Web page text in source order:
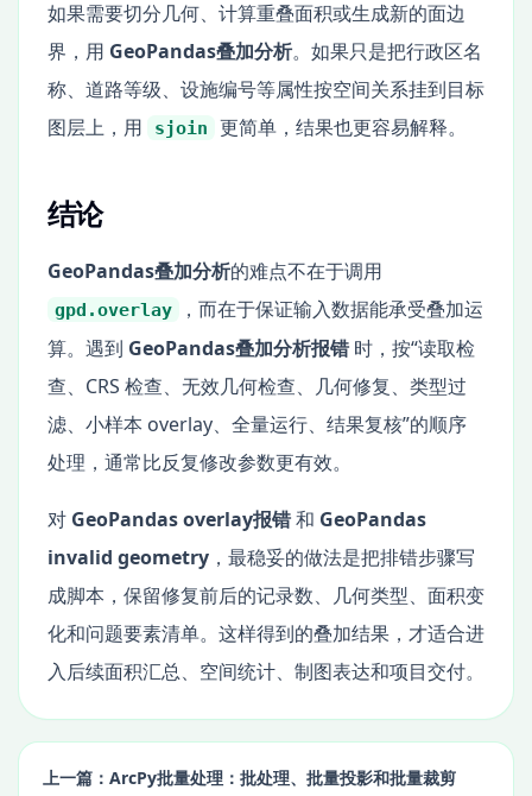
如果需要切分几何、计算重叠面积或生成新的面边
界，用 GeoPandas叠加分析。如果只是把行政区名
称、道路等级、设施编号等属性按空间关系挂到目标
图层上，用
sjoin 更简单，结果也更容易解释。
结论
GeoPandas叠加分析的难点不在于调用
gpd.overlay
，而在于保证输入数据能承受叠加运
算。遇到 GeoPandas叠加分析报错 时，按“读取检
查、CRS 检查、无效几何检查、几何修复、类型过
滤、小样本 overlay、全量运行、结果复核”的顺序
处理，通常比反复修改参数更有效。
对 GeoPandas overlay报错和 GeoPandas
invalid geometry ，最稳妥的做法是把排错步骤写
成脚本，保留修复前后的记录数、几何类型、面积变
化和问题要素清单。这样得到的叠加结果，才适合进
入后续面积汇总、空间统计、制图表达和项目交付。
上一篇：ArcPy批量处理：批处理、批量投影和批量裁剪